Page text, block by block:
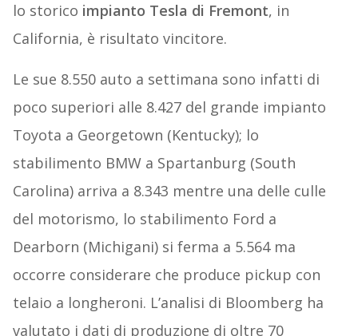
lo storico impianto Tesla di Fremont, in
California, è risultato vincitore.
Le sue 8.550 auto a settimana sono infatti di
poco superiori alle 8.427 del grande impianto
Toyota a Georgetown (Kentucky); lo
stabilimento BMW a Spartanburg (South
Carolina) arriva a 8.343 mentre una delle culle
del motorismo, lo stabilimento Ford a
Dearborn (Michigani) si ferma a 5.564 ma
occorre considerare che produce pickup con
telaio a longheroni. L’analisi di Bloomberg ha
valutato i dati di produzione di oltre 70